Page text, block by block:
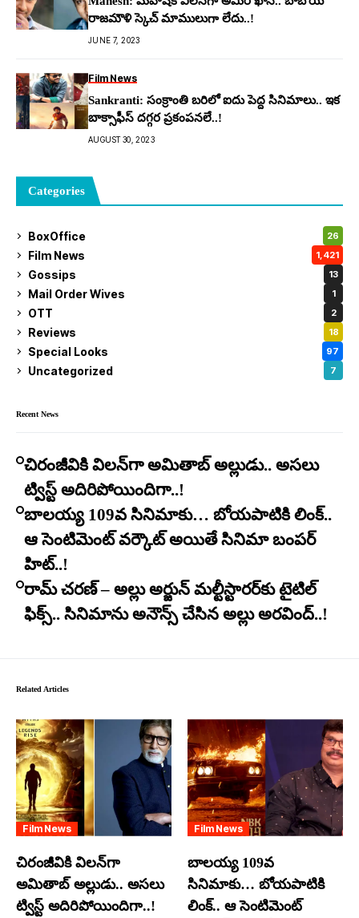
రాజ‌మౌళి స్కెచ్ మాములుగా లేదు..!
JUNE 7, 2023
Film News
Sankranti: సంక్రాంతి బ‌రిలో ఐదు పెద్ద సినిమాలు.. ఇక
బాక్సాఫీస్ ద‌గ్గర ప్ర‌కంప‌న‌లే..!
AUGUST 30, 2023
Categories
BoxOffice 26
Film News 1,421
Gossips 13
Mail Order Wives 1
OTT 2
Reviews 18
Special Looks 97
Uncategorized 7
Recent News
చిరంజీవికి విలన్‌గా అమితాబ్ అల్లుడు.. అసలు
ట్విస్ట్ అదిరిపోయిందిగా..!
బాలయ్య 109వ సినిమాకు… బోయపాటికి లింక్..
ఆ సెంటిమెంట్ వర్కౌట్ అయితే సినిమా బంపర్
హిట్..!
రామ్ చరణ్ – అల్లు అర్జున్ మల్టీస్టారర్​కు టైటిల్
ఫిక్స్.. సినిమాను అనౌన్స్ చేసిన అల్లు అరవింద్..!
Related Articles
Film News
చిరంజీవికి విలన్‌గా
అమితాబ్ అల్లుడు.. అసలు
ట్విస్ట్ అదిరిపోయిందిగా..!
Film News
బాలయ్య 109వ
సినిమాకు… బోయపాటికి
లింక్.. ఆ సెంటిమెంట్